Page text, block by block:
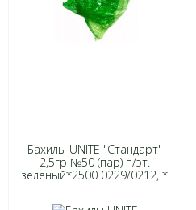
Бахилы UNITE "Стандарт"
2,5гр №50 (пар) п/эт.
зеленый*2500 0229/0212, *